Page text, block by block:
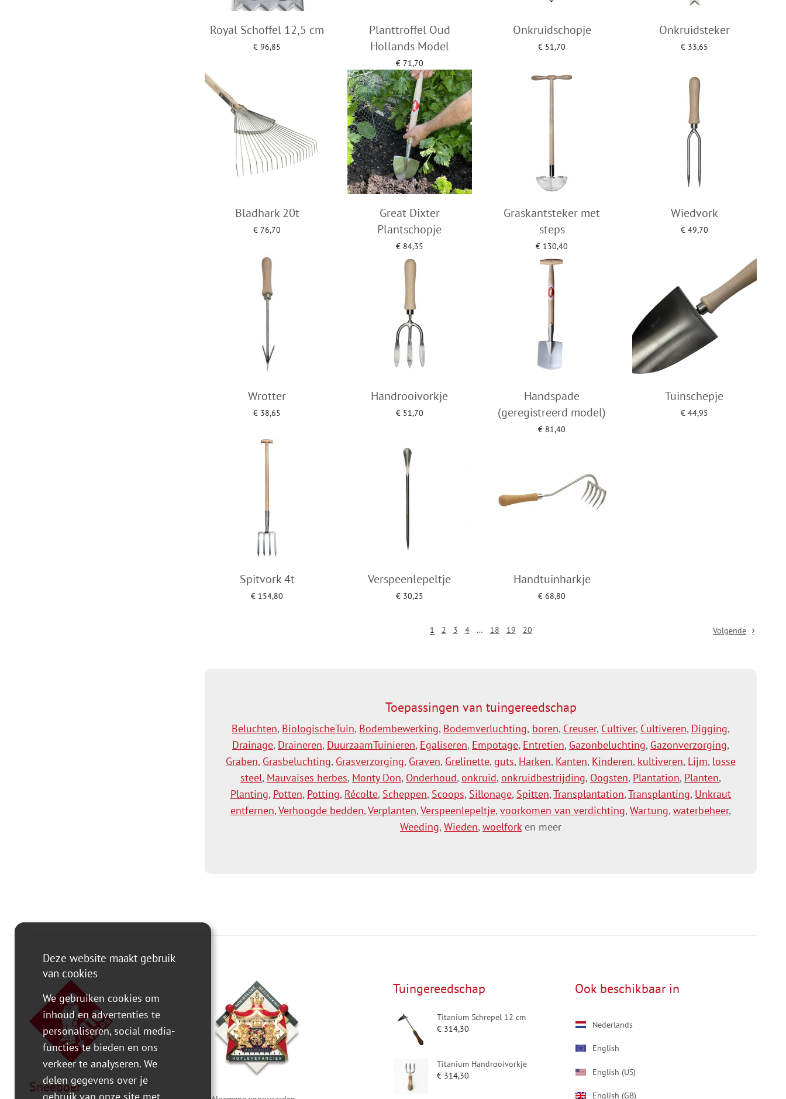
Royal Schoffel 12,5 cm
€ 96,85
Planttroffel Oud
Hollands Model
€71,70
Toevoegen aan winkelwagen
Onkruidschopje
€ 51,70
Onkruidsteker
€33,65
Bladhark 20t
€ 76,70
Great Dixter
Plantschopje
€84,35
Toevoegen aan winkelwagen
Graskantsteker met
steps
€ 130,40
Toevoegen aan winkelwagen
Wiedvork
€49,70
Wrotter
€ 38,65
Handrooivorkje
€51,70
Handspade
(geregistreerd model)
€ 81,40
Tuinschepje
€44,95
Spitvork 4t
€ 154,80
Verspeenlepeltje
€30,25
Handtuinharkje
€ 68,80
1
2 3 4 … 18 19 20 Volgende
Toepassingen van tuingereedschap
Beluchten, BiologischeTuin, Bodembewerking, Bodemverluchting, boren, Creuser, Cultiver, Cultiveren, Digging,
Drainage, Draineren, DuurzaamTuinieren, Egaliseren, Empotage, Entretien, Gazonbeluchting, Gazonverzorging,
Graben, Grasbeluchting, Grasverzorging, Graven, Grelinette, guts, Harken, Kanten, Kinderen, kultiveren, Lijm, losse
steel, Mauvaises herbes, Monty Don, Onderhoud, onkruid, onkruidbestrijding, Oogsten, Plantation, Planten,
Planting, Potten, Potting, Récolte, Scheppen, Scoops, Sillonage, Spitten,Transplantation,Transplanting, Unkraut
entfernen,Verhoogde bedden,Verplanten,Verspeenlepeltje,voorkomen van verdichting,Wartung,waterbeheer,
Weeding, Wieden, woelfork en meer
Sneeboer
Tuingereedschap
Titanium Schrepel 12 cm
€ 314,30
Titanium Handrooivorkje
€ 314,30
Ook beschikbaar in
Nederlands
English
English (US)
English (GB)
Deze website maakt gebruik
van cookies
We gebruiken cookies om
inhoud en advertenties te
personaliseren, social media-
functies te bieden en ons
verkeer te analyseren. We
delen gegevens over je